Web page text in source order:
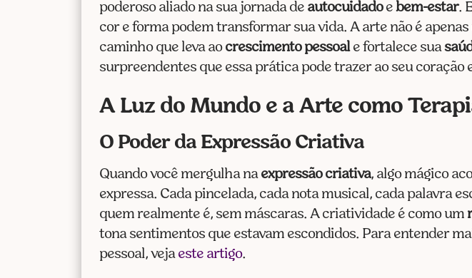
poderoso aliado na sua jornada de autocuidadoebem-estar.
cor e forma podem transformar sua vida. A arte não é
caminho que leva ao crescimento pessoale fortalece sua
surpreendentes que essa prática pode trazer ao seu coração
A Luz do Mundo e a Arte como
O Poder da Expressão Criativa
Quando você mergulha na expressão criativa, algo mágico
expressa. Cada pincelada, cada nota musical, cada palavra
quem realmente é, sem máscaras. A criatividade é como um
tona sentimentos que estavam escondidos. Para entender
pessoal, veja este artigo.